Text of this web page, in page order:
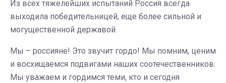
Из всех тяжелейших испытаний Россия всегда
выходила победительницей, еще более сильной и
могущественной державой.
Мы – россияне! Это звучит гордо! Мы помним, ценим
и восхищаемся подвигами наших соотечественников.
Мы уважаем и гордимся теми, кто и сегодня